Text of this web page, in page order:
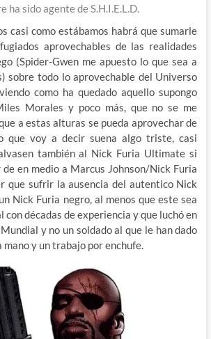
ha sido agente de S.H.I.E.L.D.
casi como estábamos habrá que sumarle
aprovechables de las realidades
(Spider-Gwen me apuesto lo que sea a
sobre todo lo aprovechable del Universo
como ha quedado aquello supongo
Morales y poco más, que no se me
a estas alturas se pueda aprovechar de
que voy a decir suena algo triste, casi
también al Nick Furia Ultimate si
en medio a Marcus Johnson/Nick Furia
que sufrir la ausencia del autentico Nick
Nick Furia negro, al menos que este sea
con décadas de experiencia y que luchó en
y no un soldado al que le han dado
mano y un trabajo por enchufe.